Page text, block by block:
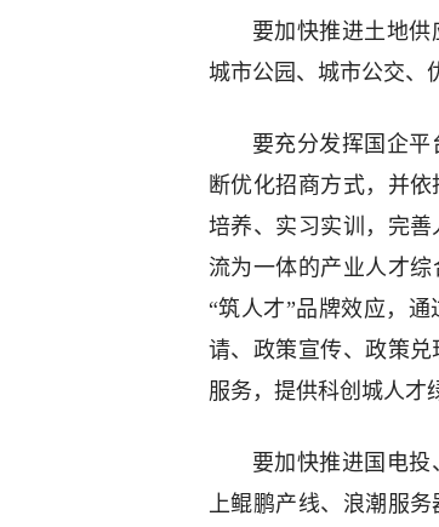
要加快推进土地供
城市公园、城市公交、
要充分发挥国企
断优化招商方式，并
培养、实习实训，完
流为一体的产业人才
“筑人才”品牌效应，
请、政策宣传、政策
服务，提供科创城人才
要加快推进国电
上鲲鹏产线、浪潮服